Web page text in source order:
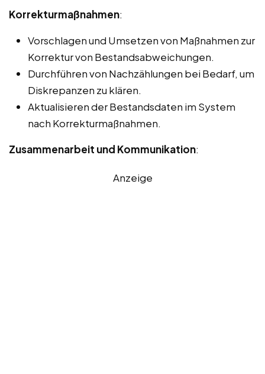
Korrekturmaßnahmen:
Vorschlagen und Umsetzen von Maßnahmen zur
Korrektur von Bestandsabweichungen.
Durchführen von Nachzählungen bei Bedarf, um
Diskrepanzen zu klären.
Aktualisieren der Bestandsdaten im System
nach Korrekturmaßnahmen.
Zusammenarbeit und Kommunikation:
Anzeige